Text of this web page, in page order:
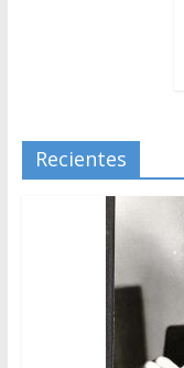
Recientes